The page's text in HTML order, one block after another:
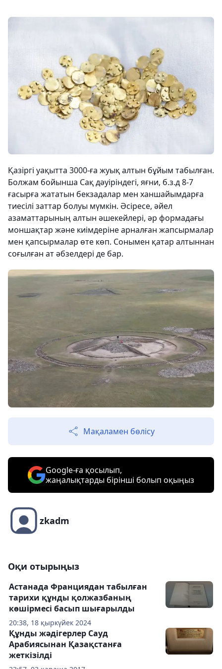
Қазіргі уақытта 3000-ға жуық алтын бұйым табылған.
Болжам бойынша Сақ дәуіріндегі, яғни, б.з.д 8-7
ғасырға жататын бекзадалар мен ханшайымдарға
тиесілі заттар болуы мүмкін. Әсіресе, әйел
азаматтарының алтын әшекейлері, әр формадағы
моншақтар және киімдеріне арналған жапсырмалар
мен қапсырмалар өте көп. Сонымен қатар алтыннан
соғылған ат әбзелдері де бар.
Мақаламен бөлісу
Google-ға қосылып,
жаңалықтарды бірінші болып оқыңыз
zkadm
Оқи отырыңыз
20:38, 18 қыркүйек 2024
Астанада Франциядан табылған
тарихи құнды қолжазбаның
көшірмесі басып шығарылды
Құнды жәдігерлер Сауд
Арабиясынан Қазақстанға
жеткізілді